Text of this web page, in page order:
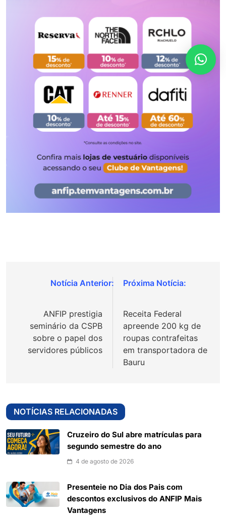
Navegação
Post
ANFIP prestigia
seminário da CSPB
sobre o papel dos
servidores públicos
Receita Federal
apreende 200 kg de
roupas contrafeitas
em transportadora de
Bauru
NOTÍCIAS RELACIONADAS
Cruzeiro do Sul abre matrículas para
segundo semestre do ano
4 de agosto de 2026
Presenteie no Dia dos Pais com
descontos exclusivos do ANFIP Mais
Vantagens